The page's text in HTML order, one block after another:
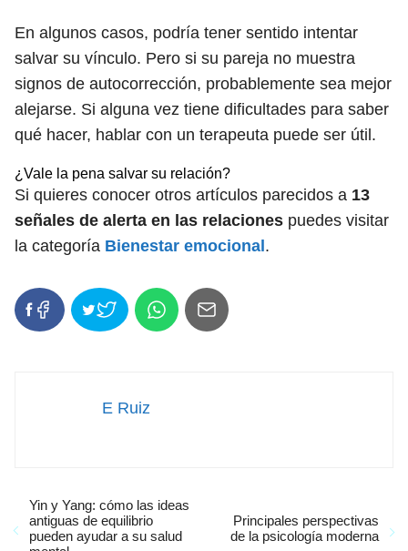
En algunos casos, podría tener sentido intentar
salvar su vínculo. Pero si su pareja no muestra
signos de autocorrección, probablemente sea mejor
alejarse. Si alguna vez tiene dificultades para saber
qué hacer, hablar con un terapeuta puede ser útil.
¿Vale la pena salvar su relación?
Si quieres conocer otros artículos parecidos a 13
señales de alerta en las relaciones puedes visitar
la categoría Bienestar emocional .
E Ruiz
Yin y Yang: cómo las ideas
antiguas de equilibrio
pueden ayudar a su salud
Principales perspectivas
de la psicología moderna